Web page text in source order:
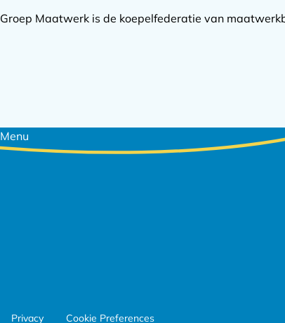
Groep Maatwerk is de koepelfederatie van
Footer
navigatie
Menu
Footer
Privacy Cookie Preferences